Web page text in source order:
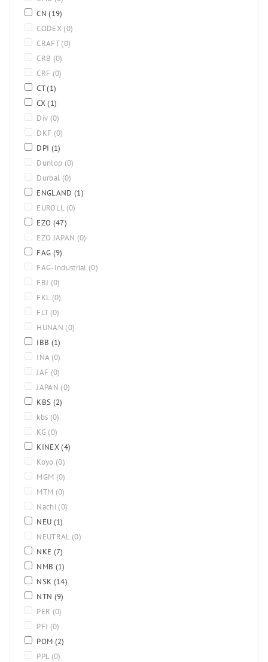
CN(19)
CODEX (0)
CRAFT(0)
CRB (0)
CRF (0)
CT(1)
CX(1)
Div (0)
DKF (0)
DPI (1)
Dunlop (0)
Durbal (0)
ENGLAND (1)
EUROLL (0)
EZO (47)
EZO JAPAN (0)
FAG (9)
FAG-Industrial (0)
FBJ (0)
FKL (0)
FLT (0)
HUNAN (0)
IBB (1)
INA (0)
JAF (0)
JAPAN (0)
KBS (2)
kbs (0)
KG (0)
KINEX(4)
Koyo (0)
MGM (0)
MTM (0)
Nachi (0)
NEU (1)
NEUTRAL (0)
NKE (7)
NMB (1)
NSK (14)
NTN (9)
PER (0)
PFI (0)
POM (2)
PPL (0)